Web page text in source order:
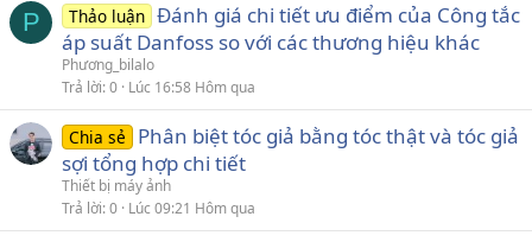
P Thảo luận Đánh giá chi tiết ưu điểm của Công tắc
áp suất Danfoss so với các thương hiệu khác
Phương_bilalo
Trả lời 0 Lúc 16:58 Hôm qua
Chia sẻ
Phân biệt tóc giả bằng tóc thật và tóc giả
sợi tổng hợp chi tiết
Thiết bị máy ảnh
Trả lời 0 Lúc 09:21 Hôm qua